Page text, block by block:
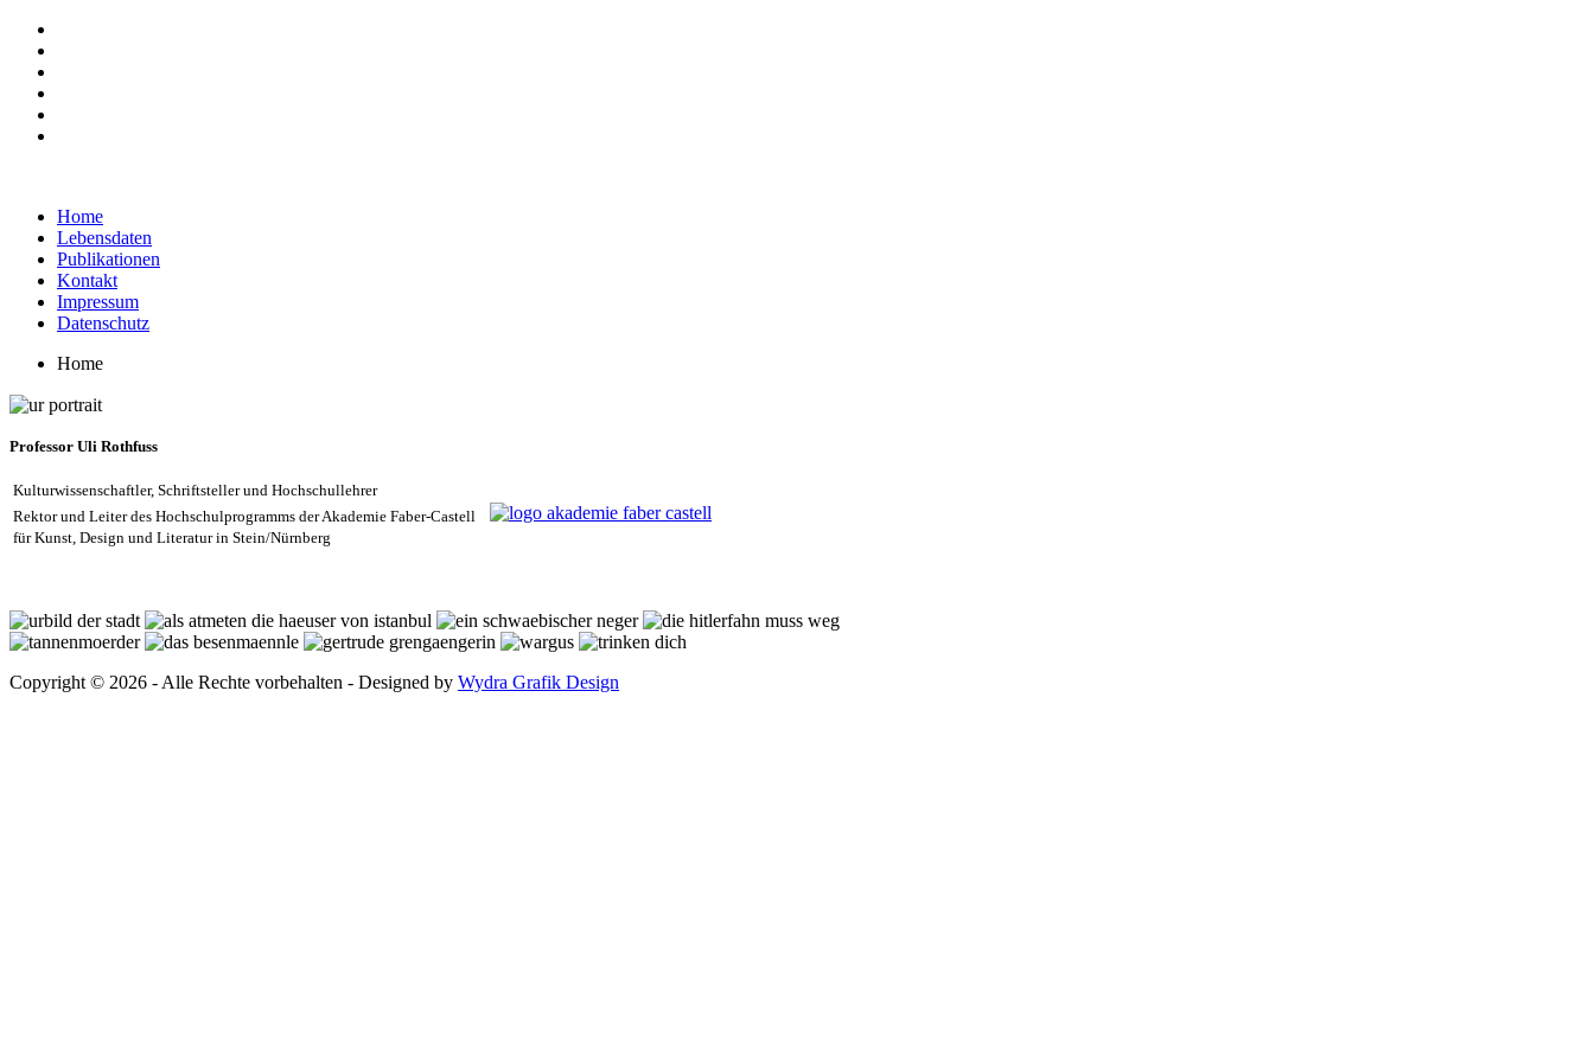
Home
Lebensdaten
Publikationen
Kontakt
Impressum
Datenschutz
Home
Professor Uli Rothfuss
Kulturwissenschaftler, Schriftsteller und Hochschullehrer
Rektor und Leiter des Hochschulprogramms der Akademie Faber-Castell
für Kunst, Design und Literatur in Stein/Nürnberg
Copyright © 2026 - Alle Rechte vorbehalten - Designed by Wydra Grafik Design